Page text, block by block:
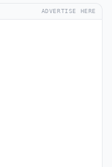
ADVERTISE HERE